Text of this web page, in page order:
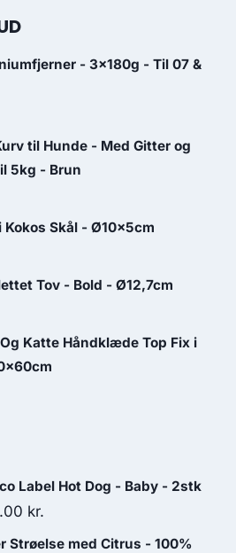
- 3x180g - Til 07 &
til Hunde - Med Gitter og
5kg - Brun
Kokos Skål - Ø10x5cm
Tov - Bold - Ø12,7cm
Katte Håndklæde Top Fix i
Label Hot Dog - Baby - 2stk
kr.
aktuelle
Strøelse med Citrus - 100%